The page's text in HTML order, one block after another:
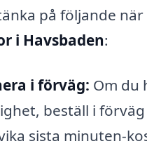
på följande när
i Havsbaden:
i förväg: Om du
beställ i
sista minuten-